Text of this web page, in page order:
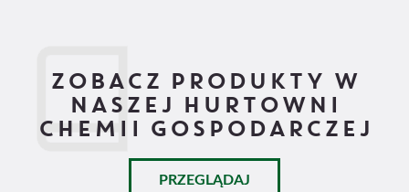
ZOBACZ PRODUKTY W
NASZEJ HURTOWNI
CHEMII GOSPODARCZEJ
PRZEGLĄDAJ